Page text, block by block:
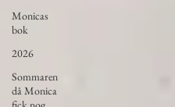
Monicas
bok
2026
Sommaren
då Monica